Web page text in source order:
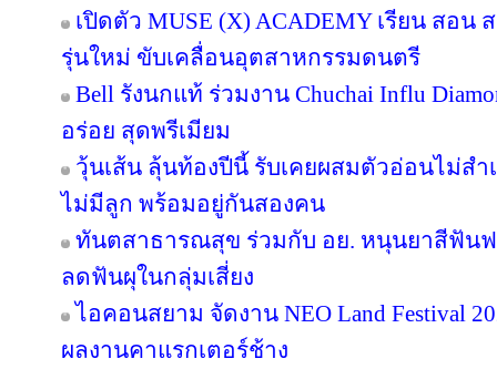
เปิดตัว MUSE (X) ACADEMY เรียน สอ
รุ่นใหม่ ขับเคลื่อนอุตสาหกรรมดนตรี
Bell รังนกแท้ ร่วมงาน Chuchai Influ
อร่อย สุดพรีเมียม
วุ้นเส้น ลุ้นท้องปีนี้ รับเคยผสมตัวอ่อนไม่สำ
ไม่มีลูก พร้อมอยู่กันสองคน
ทันตสาธารณสุข ร่วมกับ อย. หนุนยาสีฟันฟ
ลดฟันผุในกลุ่มเสี่ยง
ไอคอนสยาม จัดงาน NEO Land Festival
ผลงานคาแรกเตอร์ช้าง